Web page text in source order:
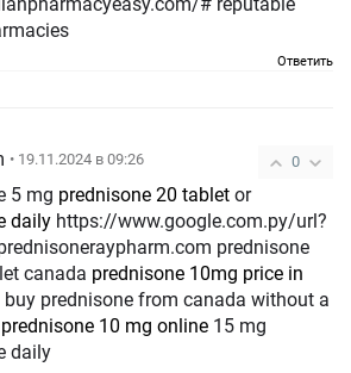
Ответить
0
• 19.11.2024 в 09:26
5 mg prednisone 20 tablet or
daily
prednisone
canada prednisone 10mg price in
buy prednisone from canada without a
prednisone 10 mg online 15 mg
daily